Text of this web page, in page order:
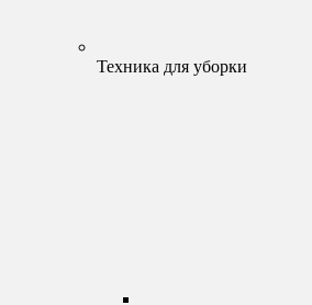
Техника для уборки